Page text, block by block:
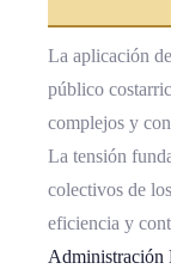
La aplicación
público
complejos y
La tensión
colectivos de
eficiencia y
Administración